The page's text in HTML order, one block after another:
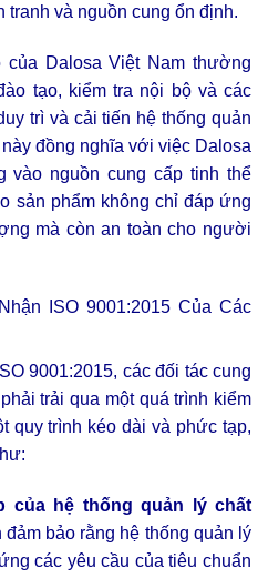
và nguồn cung ổn định.
Dalosa Việt Nam thường
tạo, kiểm tra nội bộ và các
trì và cải tiến hệ thống quản
đồng nghĩa với việc Dalosa
vào nguồn cung cấp tinh thể
sản phẩm không chỉ đáp ứng
mà còn an toàn cho người
ISO 9001:2015 Của Các
9001:2015, các đối tác cung
trải qua một quá trình kiểm
quy trình kéo dài và phức tạp,
của hệ thống quản lý chất
đảm bảo rằng hệ thống quản lý
các yêu cầu của tiêu chuẩn